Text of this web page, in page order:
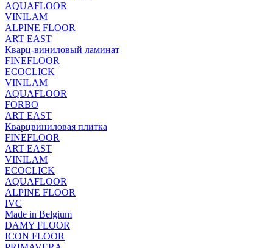
AQUAFLOOR
VINILAM
ALPINE FLOOR
ART EAST
Кварц-виниловый ламинат
FINEFLOOR
ECOCLICK
VINILAM
AQUAFLOOR
FORBO
ART EAST
Кварцвиниловая плитка
FINEFLOOR
ART EAST
VINILAM
ECOCLICK
AQUAFLOOR
ALPINE FLOOR
IVC
Made in Belgium
DAMY FLOOR
ICON FLOOR